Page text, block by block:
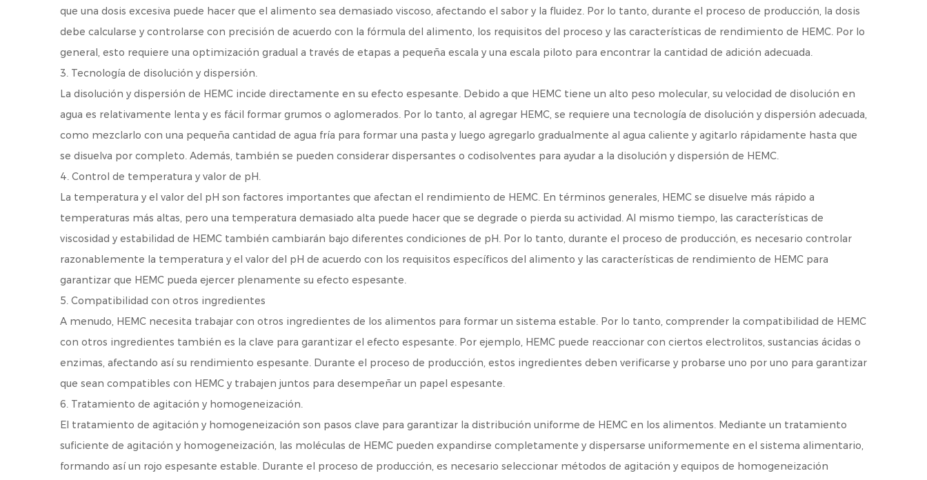
que una dosis excesiva puede hacer que el alimento sea demasiado viscoso, afectando el sabor y la fluidez. Por lo tanto, durante el proceso de producción, la dosis
debe calcularse y controlarse con precisión de acuerdo con la fórmula del alimento, los requisitos del proceso y las características de rendimiento de HEMC. Por lo
general, esto requiere una optimización gradual a través de etapas a pequeña escala y una escala piloto para encontrar la cantidad de adición adecuada.
3. Tecnología de disolución y dispersión.
La disolución y dispersión de HEMC incide directamente en su efecto espesante. Debido a que HEMC tiene un alto peso molecular, su velocidad de disolución en
agua es relativamente lenta y es fácil formar grumos o aglomerados. Por lo tanto, al agregar HEMC, se requiere una tecnología de disolución y dispersión adecuada,
como mezclarlo con una pequeña cantidad de agua fría para formar una pasta y luego agregarlo gradualmente al agua caliente y agitarlo rápidamente hasta que
se disuelva por completo. Además, también se pueden considerar dispersantes o codisolventes para ayudar a la disolución y dispersión de HEMC.
4. Control de temperatura y valor de pH.
La temperatura y el valor del pH son factores importantes que afectan el rendimiento de HEMC. En términos generales, HEMC se disuelve más rápido a
temperaturas más altas, pero una temperatura demasiado alta puede hacer que se degrade o pierda su actividad. Al mismo tiempo, las características de
viscosidad y estabilidad de HEMC también cambiarán bajo diferentes condiciones de pH. Por lo tanto, durante el proceso de producción, es necesario controlar
razonablemente la temperatura y el valor del pH de acuerdo con los requisitos específicos del alimento y las características de rendimiento de HEMC para
garantizar que HEMC pueda ejercer plenamente su efecto espesante.
5. Compatibilidad con otros ingredientes
A menudo, HEMC necesita trabajar con otros ingredientes de los alimentos para formar un sistema estable. Por lo tanto, comprender la compatibilidad de HEMC
con otros ingredientes también es la clave para garantizar el efecto espesante. Por ejemplo, HEMC puede reaccionar con ciertos electrolitos, sustancias ácidas o
enzimas, afectando así su rendimiento espesante. Durante el proceso de producción, estos ingredientes deben verificarse y probarse uno por uno para garantizar
que sean compatibles con HEMC y trabajen juntos para desempeñar un papel espesante.
6. Tratamiento de agitación y homogeneización.
El tratamiento de agitación y homogeneización son pasos clave para garantizar la distribución uniforme de HEMC en los alimentos. Mediante un tratamiento
suficiente de agitación y homogeneización, las moléculas de HEMC pueden expandirse completamente y dispersarse uniformemente en el sistema alimentario,
formando así un rojo espesante estable. Durante el proceso de producción, es necesario seleccionar métodos de agitación y equipos de homogeneización